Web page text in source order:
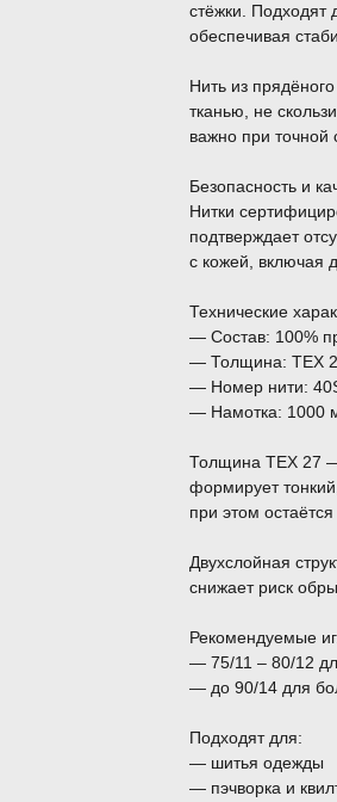
стёжки.
обеспечивая
Нить из
тканью, не
важно при
Безопасность и
Нитки
подтверждает
с кожей, включая
Технические
— Состав: 100%
— Толщина: TEX
— Номер нити:
— Намотка: 1000
Толщина TEX 27
формирует
при этом
Двухслойная
снижает риск
Рекомендуемые
— 75/11 – 80/12
— до 90/14 для
Подходят для:
— шитья одежды
— пэчворка и